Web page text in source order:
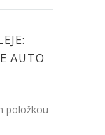
AUTO
položkou